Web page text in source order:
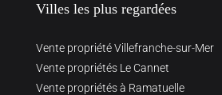
Villes les plus regardées
Vente propriété Villefranche-sur-Mer
Vente propriétés Le Cannet
Vente propriétés à Ramatuelle